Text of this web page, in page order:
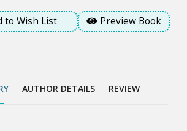
to Wish List Preview Book
AUTHOR DETAILS REVIEW